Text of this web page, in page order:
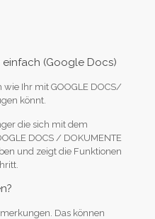
(Google Docs)
Ihr mit GOOGLE DOCS/
könnt.
die sich mit dem
DOCS / DOKUMENTE
und zeigt die Funktionen
Das können